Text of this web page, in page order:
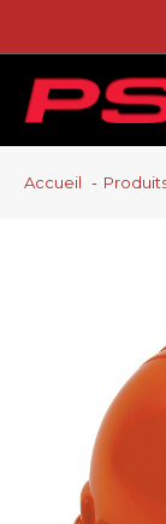
Accueil